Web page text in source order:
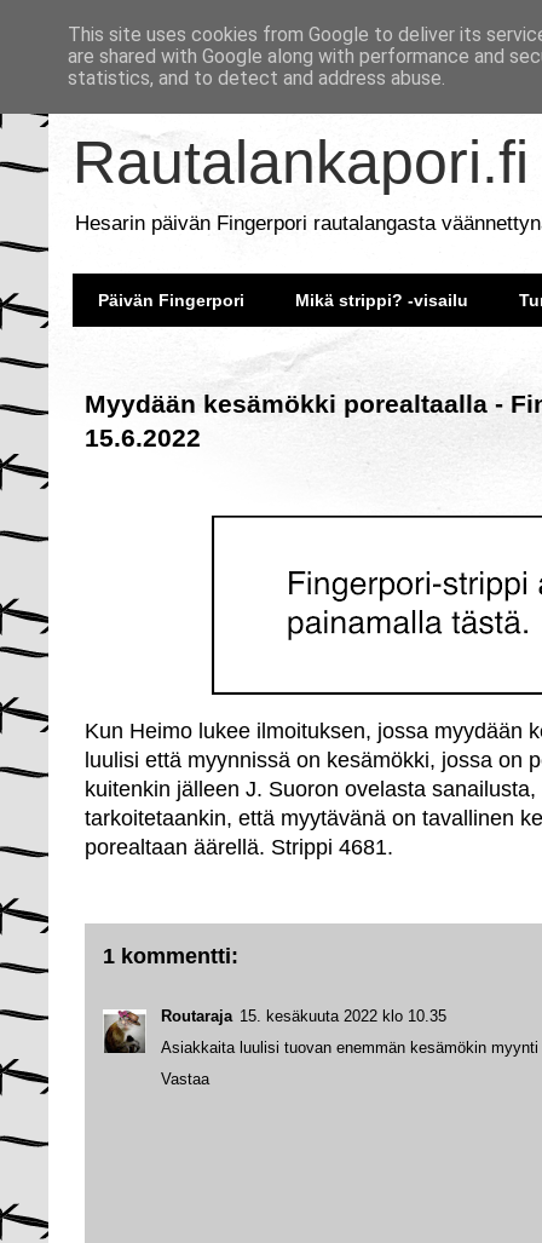
Rautalankapori.fi
Hesarin päivän Fingerpori rautalangasta
Päivän Fingerpori Mikä strippi? -visailu
Myydään kesämökki porealtaalla -
15.6.2022
Kun Heimo lukee ilmoituksen, jossa myydään
luulisi että myynnissä on kesämökki, jossa on
kuitenkin jälleen J. Suoron ovelasta
tarkoitetaankin, että myytävänä on tavallinen
porealtaan äärellä. Strippi 4681.
1 kommentti:
Routaraja 15. kesäkuuta 2022 klo 10.35
Asiakkaita luulisi tuovan enemmän kesämökin myynti
Vastaa
This site uses cookies from Google to deliver its
are shared with Google along with performance and
statistics, and to detect and address abuse.